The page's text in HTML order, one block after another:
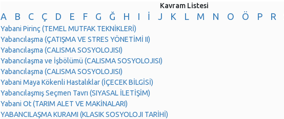
Kavram Listesi
A B C Ç D E F G Ğ H I İ J K L M N O Ö P R
Yabani Pirinç (TEMEL MUTFAK TEKNİKLERİ)
Yabancılaşma (ÇATIŞMA VE STRES YÖNETİMİ II)
Yabancılaşma (CALISMA SOSYOLOJISI)
Yabancılaşma ve İşbölümü (CALISMA SOSYOLOJISI)
Yabancılaşma (CALISMA SOSYOLOJISI)
Yabani Maya Kökenli Hastalıklar (İÇECEK BİLGİSİ)
Yabancılaşmış Seçmen Tavrı (SIYASAL İLETİŞİM)
Yabani Ot (TARIM ALET VE MAKİNALARI)
YABANCILAŞMA KURAMI (KLASIK SOSYOLOJI TARİHİ)